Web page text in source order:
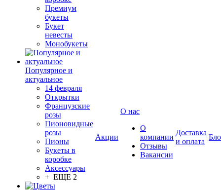
Премиум
букеты
Букет
невесты
Монобукеты
Популярное и
актуальное
14 февраля
Открытки
Французские
розы
Пионовидные
розы
Пионы
Букеты в
коробке
Аксессуары
+ ЕЩЕ 2
Акции
О нас
О
компании
Отзывы
Вакансии
Доставка
и оплата